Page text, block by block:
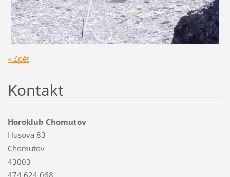
« Zpět
Kontakt
Horoklub Chomutov
Husova 83
Chomutov
43003
474 624 068